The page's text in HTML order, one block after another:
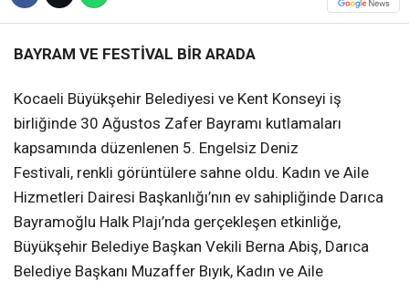
BAYRAM VE FESTİVAL BİR ARADA
Kocaeli Büyükşehir Belediyesi ve Kent Konseyi iş
birliğinde 30 Ağustos Zafer Bayramı kutlamaları
kapsamında düzenlenen 5. Engelsiz Deniz
Festivali, renkli görüntülere sahne oldu. Kadın ve Aile
Hizmetleri Dairesi Başkanlığı’nın ev sahipliğinde Darıca
Bayramoğlu Halk Plajı’nda gerçekleşen etkinliğe,
Büyükşehir Belediye Başkan Vekili Berna Abiş, Darıca
Belediye Başkanı Muzaffer Bıyık, Kadın ve Aile